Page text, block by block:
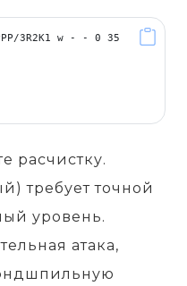
расчистку.
требует точной
уровень.
атака,